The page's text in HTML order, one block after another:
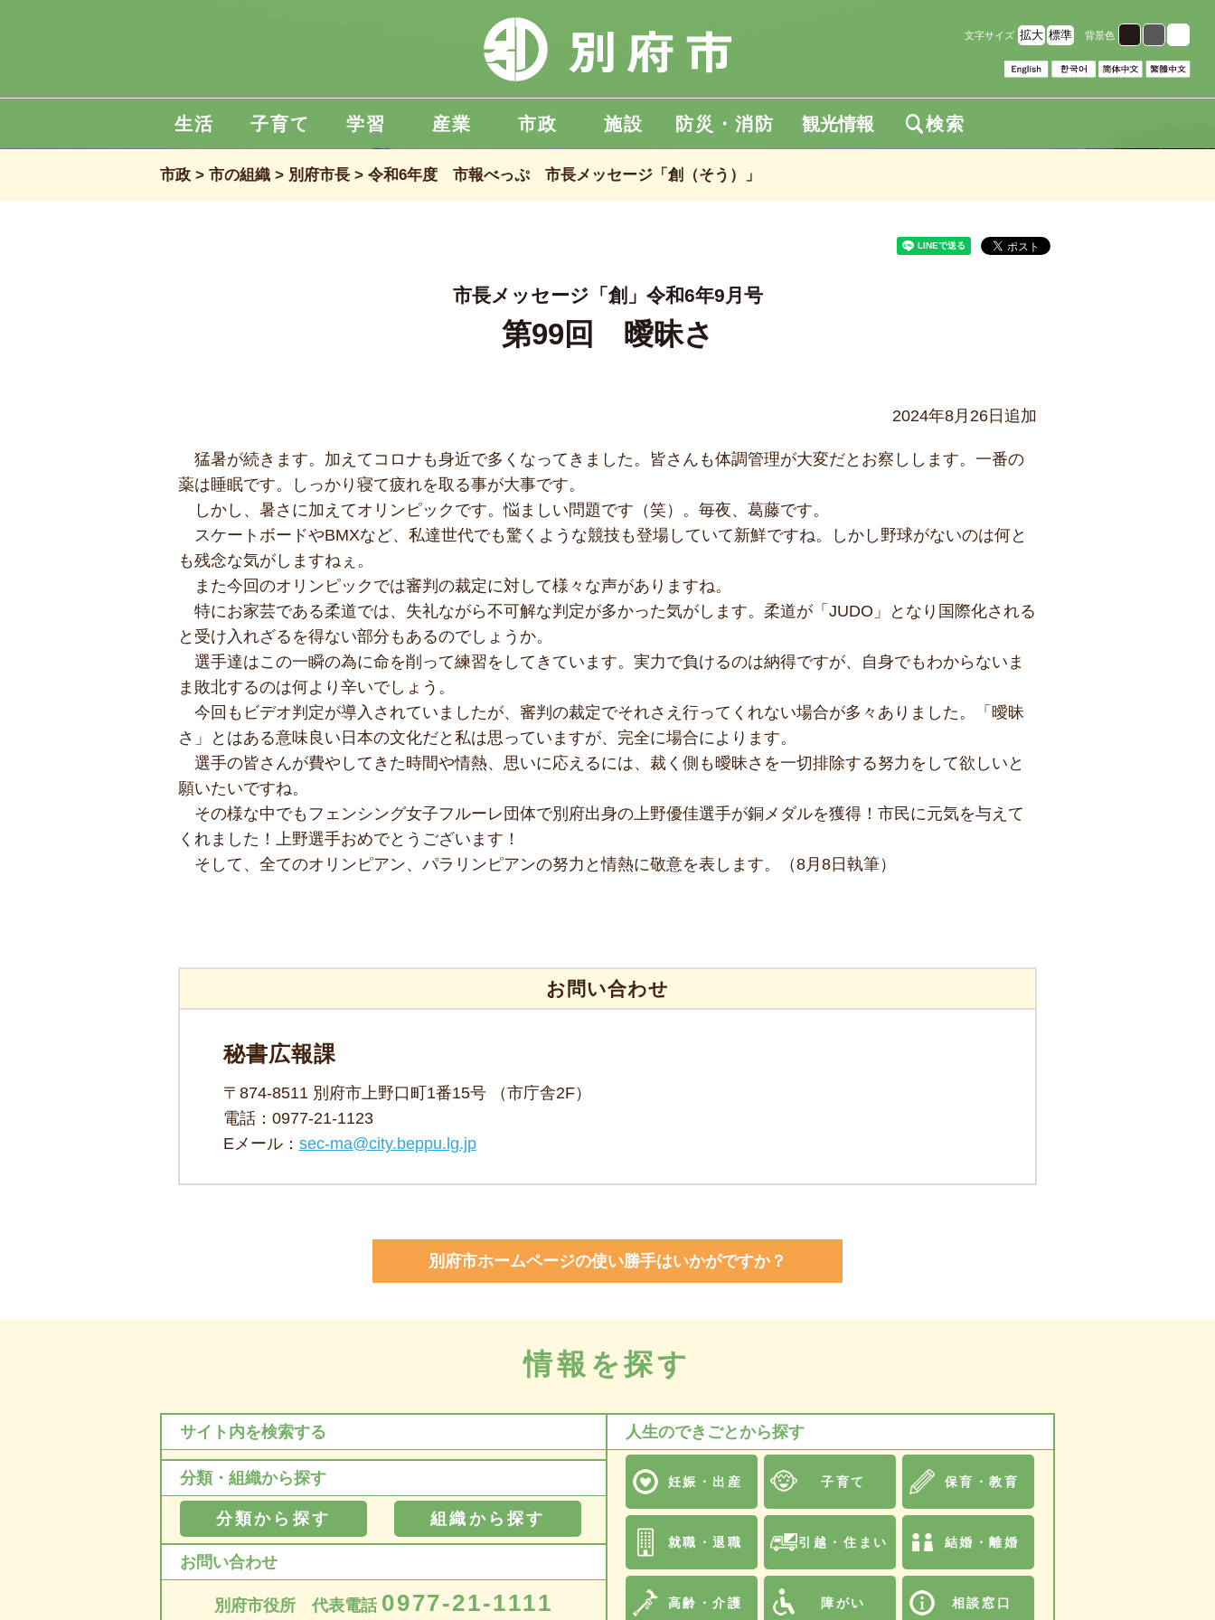
文字サイズ 拡大 標準 背景色
生活 子育て 学習 産業 市政 施設 防災・消防 観光情報 検索
市政 市の組織 別府市長 令和6年度 市報べっぷ 市長メッセージ「創（そう）」
市長メッセージ「創」令和6年9月号
第99回 曖昧さ
2024年8月26日追加
猛暑が続きます。加えてコロナも身近で多くなってきました。皆さんも体調管理が大変だとお察しします。一番の
薬は睡眠です。しっかり寝て疲れを取る事が大事です。
しかし、暑さに加えてオリンピックです。悩ましい問題です（笑）。毎夜、葛藤です。
スケートボードやBMXなど、私達世代でも驚くような競技も登場していて新鮮ですね。しかし野球がないのは何と
も残念な気がしますねぇ。
また今回のオリンピックでは審判の裁定に対して様々な声がありますね。
特にお家芸である柔道では、失礼ながら不可解な判定が多かった気がします。柔道が「JUDO」となり国際化される
と受け入れざるを得ない部分もあるのでしょうか。
選手達はこの一瞬の為に命を削って練習をしてきています。実力で負けるのは納得ですが、自身でもわからないま
ま敗北するのは何より辛いでしょう。
今回もビデオ判定が導入されていましたが、審判の裁定でそれさえ行ってくれない場合が多々ありました。「曖昧
さ」とはある意味良い日本の文化だと私は思っていますが、完全に場合によります。
選手の皆さんが費やしてきた時間や情熱、思いに応えるには、裁く側も曖昧さを一切排除する努力をして欲しいと
願いたいですね。
その様な中でもフェンシング女子フルーレ団体で別府出身の上野優佳選手が銅メダルを獲得！市民に元気を与えて
くれました！上野選手おめでとうございます！
そして、全てのオリンピアン、パラリンピアンの努力と情熱に敬意を表します。（8月8日執筆）
お問い合わせ
秘書広報課
〒874-8511 別府市上野口町1番15号 （市庁舎2F）
電話： 0977-21-1123
Eメール： sec-ma@city.beppu.lg.jp
別府市ホームページの使い勝手はいかがですか？
情報を探す
サイト内を検索する
分類・組織から探す
分類から探す 組織から探す
お問い合わせ
別府市役所 代表電話 0977-21-1111
人生のできごとから探す
妊娠・出産 子育て 保育・教育
就職・退職 引越・住まい 結婚・離婚
高齢・介護 障がい 相談窓口